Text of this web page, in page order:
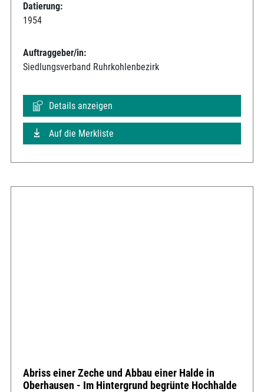
Datierung:
1954
Auftraggeber/in:
Siedlungsverband Ruhrkohlenbezirk
Details anzeigen
Auf die Merkliste
Abriss einer Zeche und Abbau einer Halde in
Oberhausen - Im Hintergrund begrünte Hochhalde